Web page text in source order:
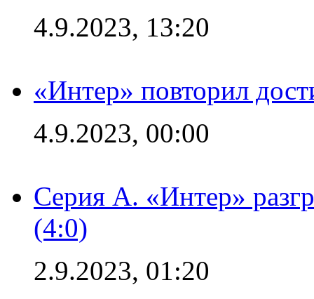
4.9.2023, 13:20
«Интер» повторил
4.9.2023, 00:00
Серия А. «Интер»
(4:0)
2.9.2023, 01:20